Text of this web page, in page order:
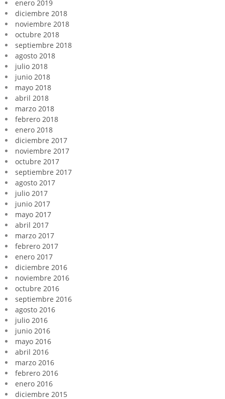
enero 2019
diciembre 2018
noviembre 2018
octubre 2018
septiembre 2018
agosto 2018
julio 2018
junio 2018
mayo 2018
abril 2018
marzo 2018
febrero 2018
enero 2018
diciembre 2017
noviembre 2017
octubre 2017
septiembre 2017
agosto 2017
julio 2017
junio 2017
mayo 2017
abril 2017
marzo 2017
febrero 2017
enero 2017
diciembre 2016
noviembre 2016
octubre 2016
septiembre 2016
agosto 2016
julio 2016
junio 2016
mayo 2016
abril 2016
marzo 2016
febrero 2016
enero 2016
diciembre 2015